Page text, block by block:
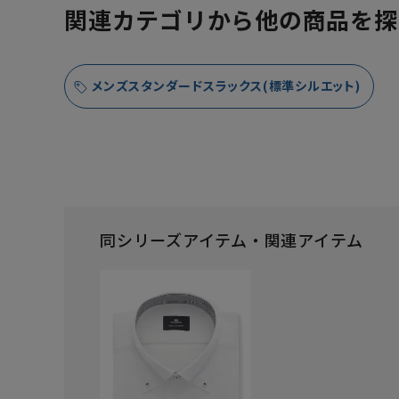
関連カテゴリから他の商品を
メンズスタンダードスラックス(標準シルエット)
同シリーズアイテム・関連アイテム